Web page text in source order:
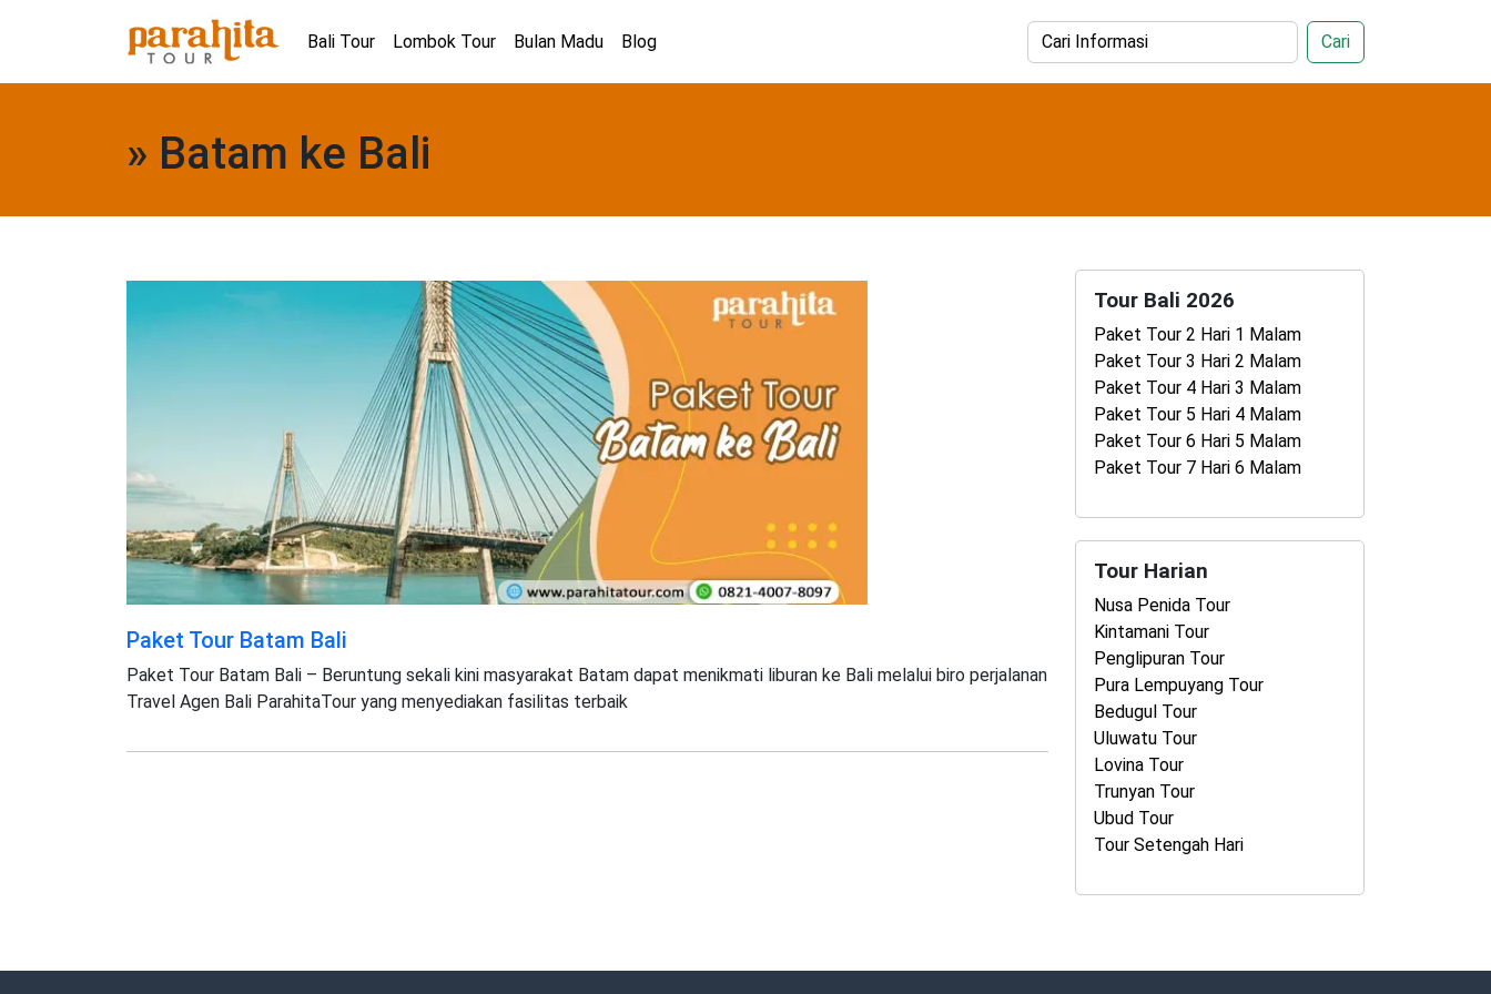
Bali Tour Lombok Tour Bulan Madu Blog Cari
» Batam ke Bali
Paket Tour Batam Bali
Paket Tour Batam Bali – Beruntung sekali kini masyarakat Batam dapat menikmati liburan ke Bali melalui biro perjalanan
Travel Agen Bali ParahitaTour yang menyediakan fasilitas terbaik
Tour Bali 2026
Paket Tour 2 Hari 1 Malam
Paket Tour 3 Hari 2 Malam
Paket Tour 4 Hari 3 Malam
Paket Tour 5 Hari 4 Malam
Paket Tour 6 Hari 5 Malam
Paket Tour 7 Hari 6 Malam
Tour Harian
Nusa Penida Tour
Kintamani Tour
Penglipuran Tour
Pura Lempuyang Tour
Bedugul Tour
Uluwatu Tour
Lovina Tour
Trunyan Tour
Ubud Tour
Tour Setengah Hari